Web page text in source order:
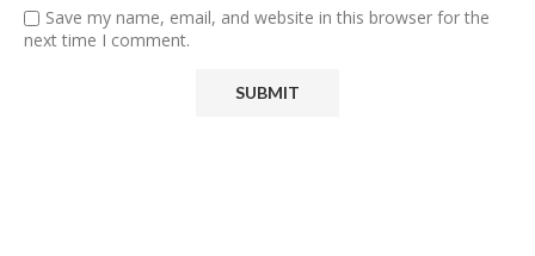
Save my name, email, and website in this browser for the
next time I comment.